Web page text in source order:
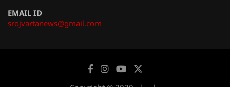
EMAIL ID
srojvartanews@gmail.com